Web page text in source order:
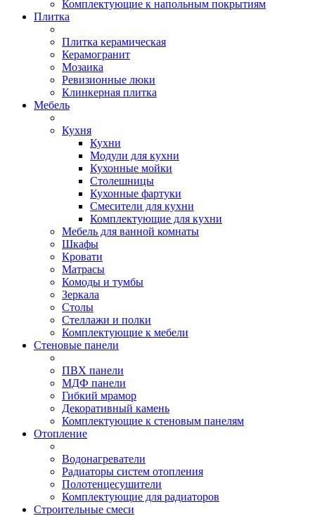
Комплектующие к напольным покрытиям
Плитка
Плитка керамическая
Керамогранит
Мозаика
Ревизионные люки
Клинкерная плитка
Мебель
Кухня
Кухни
Модули для кухни
Кухонные мойки
Столешницы
Кухонные фартуки
Смесители для кухни
Комплектующие для кухни
Мебель для ванной комнаты
Шкафы
Кровати
Матрасы
Комоды и тумбы
Зеркала
Столы
Стеллажи и полки
Комплектующие к мебели
Стеновые панели
ПВХ панели
МДФ панели
Гибкий мрамор
Декоративный камень
Комплектующие к стеновым панелям
Отопление
Водонагреватели
Радиаторы систем отопления
Полотенцесушители
Комплектующие для радиаторов
Строительные смеси